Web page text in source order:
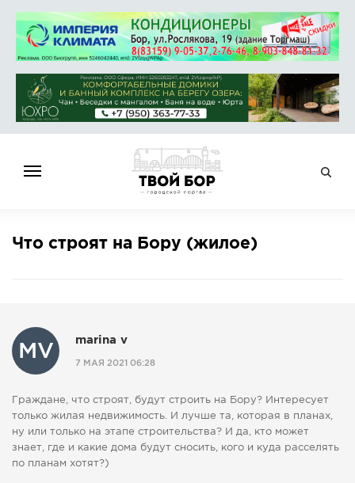
НОВОСТИ
КАМЕРЫ
СТАТЬИ
Что строят на Бору (жилое)
MV
marina v
7 МАЯ 2021 06:28
Граждане, что строят, будут строить на Бору? Интересует
только жилая недвижимость. И лучше та, которая в планах,
ну или только на этапе строительства? И да, кто может
знает, где и какие дома будут сносить, кого и куда расселять
по планам хотят?)